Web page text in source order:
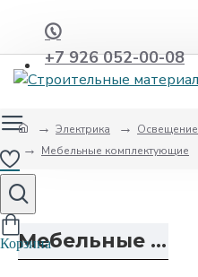
+7 926 052-00-08
Электрика Освещение
Мебельные комплектующие
Мебельные комплектующие